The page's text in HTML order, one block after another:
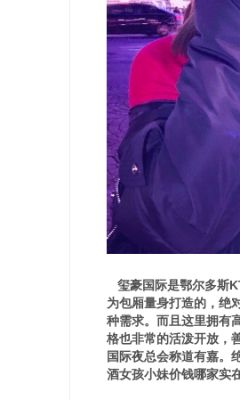
玺豪国际是鄂尔多斯
为包厢量身打造的，绝
种需求。而且这里拥有
格也非常的活泼开放，
国际夜总会称道有嘉。
酒女孩小妹价钱哪家实